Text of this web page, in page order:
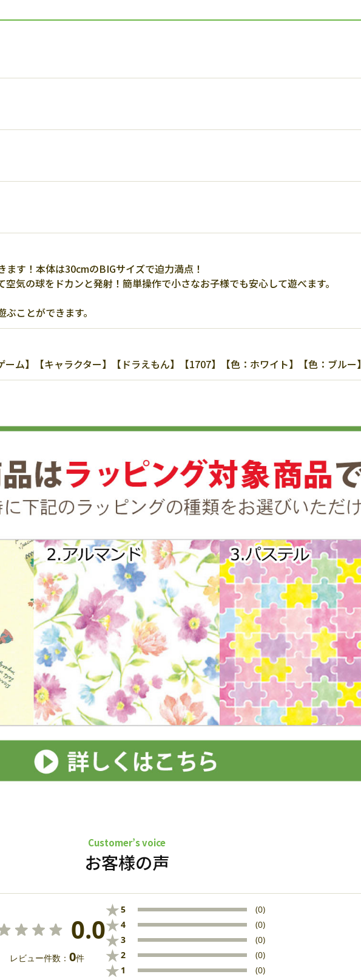
す！本体は30cmのBIGサイズで迫力満点！
気の球をドカンと発射！簡単操作で小さなお子様でも安心して遊べます。
ことができます。
ーム】【キャラクター】【ドラえもん】【1707】【色：ホワイト】【色：ブルー】
Customer’s voice
お客様の声
0.0
レビュー件数： 0件
★5 (0)
★4 (0)
★3 (0)
★2 (0)
★ 1 (0)